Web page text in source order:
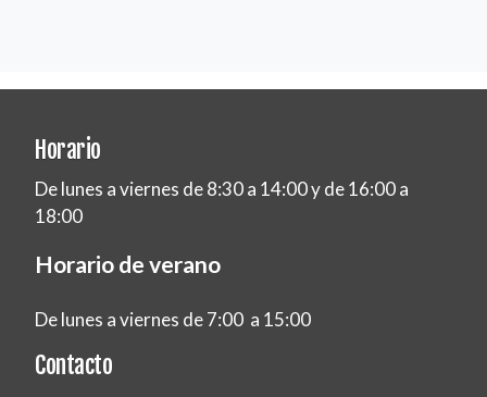
Horario
De lunes a viernes de 8:30 a 14:00 y de 16:00 a
18:00
Horario de verano
De lunes a viernes de 7:00 a 15:00
Contacto